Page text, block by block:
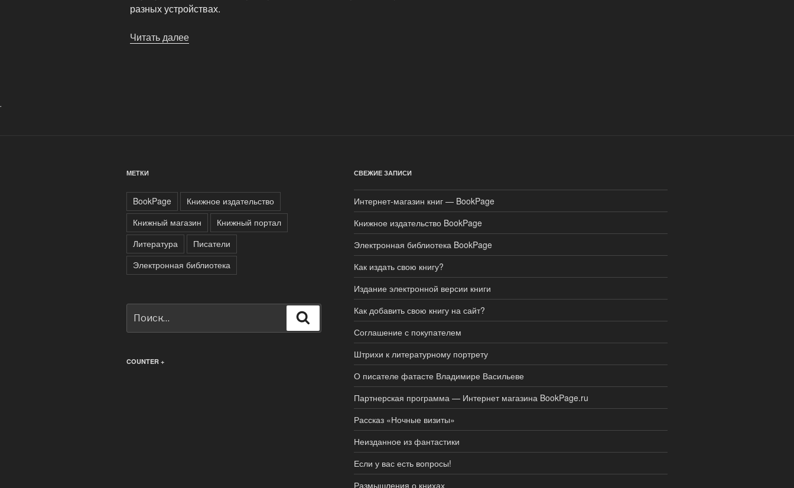
разных устройствах.
Читать далее
.
МЕТКИ
BookPage
Книжное издательство
Книжный магазин
Книжный портал
Литература
Писатели
Электронная библиотека
COUNTER +
СВЕЖИЕ ЗАПИСИ
Интернет-магазин книг — BookPage
Книжное издательство BookPage
Электронная библиотека BookPage
Как издать свою книгу?
Издание электронной версии книги
Как добавить свою книгу на сайт?
Соглашение с покупателем
Штрихи к литературному портрету
О писателе фатасте Владимире Васильеве
Партнерская программа — Интернет магазина BookPage.ru
Рассказ «Ночные визиты»
Неизданное из фантастики
Если у вас есть вопросы!
Размышления о книхах